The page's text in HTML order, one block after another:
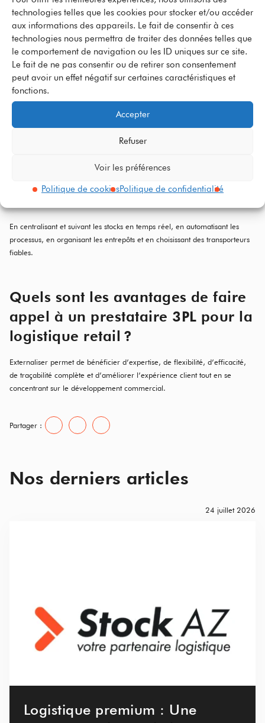
technologies telles que les cookies pour stocker et/ou accéder
aux informations des appareils. Le fait de consentir à ces
technologies nous permettra de traiter des données telles que
le comportement de navigation ou les ID uniques sur ce site.
Le fait de ne pas consentir ou de retirer son consentement
peut avoir un effet négatif sur certaines caractéristiques et
fonctions.
Accepter
Refuser
Voir les préférences
Politique de cookiesPolitique de confidentialité
La logistique retail désigne l’ensemble des opérations nécessaires pour
acheminer et gérer les produits depuis les fournisseurs jusqu’au client
final, en magasin ou en ligne.
Pourquoi la logistique retail est-
elle importante ?
Elle garantit la disponibilité des produits, améliore la satisfaction client et
permet de réduire les coûts liés aux stocks et aux erreurs.
Comment optimiser sa logistique
En centralisant et suivant les stocks en temps réel, en automatisant les
processus, en organisant les entrepôts et en choisissant des transporteurs
fiables.
Quels sont les avantages de faire
appel à un prestataire 3PL pour la
logistique retail ?
Externaliser permet de bénéficier d’expertise, de flexibilité, d’efficacité,
de traçabilité complète et d’améliorer l’expérience client tout en se
concentrant sur le développement commercial.
Partager :
Nos derniers articles
24 juillet 2026
Logistique premium : Une